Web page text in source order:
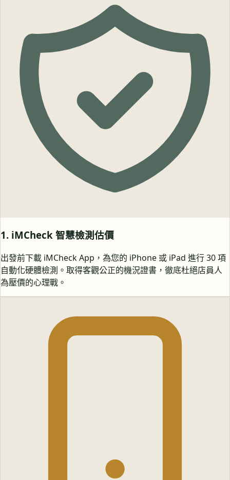
1. iMCheck 智慧檢測估價
出發前下載 iMCheck App，為您的 iPhone 或 iPad 進行 30 項
自動化硬體檢測。取得客觀公正的機況證書，徹底杜絕店員人
為壓價的心理戰。